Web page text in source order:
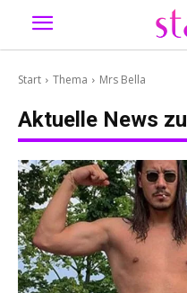
Start Thema Mrs Bella
Aktuelle News zu